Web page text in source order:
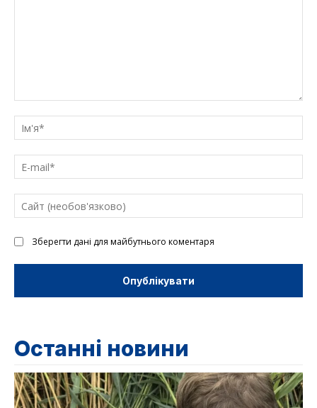
текст
Зберегти дані для майбутнього коментаря
Останні новини